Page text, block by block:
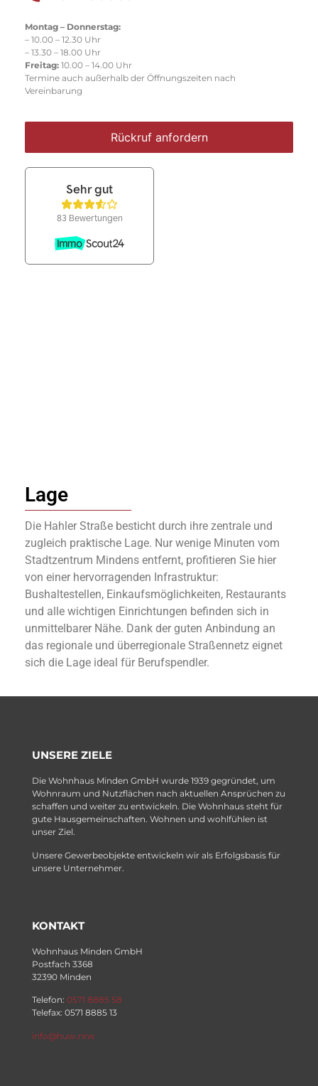
Montag – Donnerstag:
– 10.00 – 12.30 Uhr
– 13.30 – 18.00 Uhr
Freitag: 10.00 – 14.00 Uhr
Termine auch außerhalb der Öffnungszeiten nach
Vereinbarung
Rückruf anfordern
Lage
Die Hahler Straße besticht durch ihre zentrale und
zugleich praktische Lage. Nur wenige Minuten vom
Stadtzentrum Mindens entfernt, profitieren Sie hier
von einer hervorragenden Infrastruktur:
Bushaltestellen, Einkaufsmöglichkeiten, Restaurants
und alle wichtigen Einrichtungen befinden sich in
unmittelbarer Nähe. Dank der guten Anbindung an
das regionale und überregionale Straßennetz eignet
sich die Lage ideal für Berufspendler.
UNSERE ZIELE
Die Wohnhaus Minden GmbH wurde 1939 gegründet, um
Wohnraum und Nutzflächen nach aktuellen Ansprüchen zu
schaffen und weiter zu entwickeln. Die Wohnhaus steht für
gute Hausgemeinschaften. Wohnen und wohlfühlen ist
unser Ziel.
Unsere Gewerbeobjekte entwickeln wir als Erfolgsbasis für
unsere Unternehmer.
KONTAKT
Wohnhaus Minden GmbH
Postfach 3368
32390 Minden
Telefon: 0571 8885 58
Telefax: 0571 8885 13
info@huw.nrw